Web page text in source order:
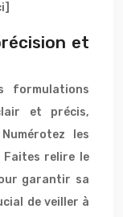
et
formulations
et précis,
les
Faites relire le
garantir sa
de veiller à